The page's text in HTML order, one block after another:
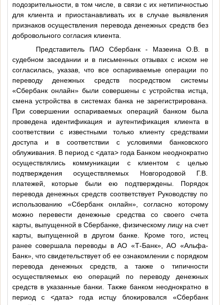
подозрительности, в том числе, в связи с их нетипичностью
для клиента и приостанавливать их в случае выявления
признаков осуществления перевода денежных средств без
добровольного согласия клиента.
Представитель ПАО Сбербанк - Мазеина О.В. в
судебном заседании и в письменных отзывах с иском не
согласилась, указав, что все оспариваемые операции по
переводу денежных средств посредством системы
«Сбербанк онлайн» были совершены с устройства истца,
смена устройства в системах банка не зарегистрирована.
При совершении оспариваемых операций банком была
проведена идентификация и аутентификация клиента в
соответствии с известными только клиенту средствами
доступа и в соответствии с условиями банковского
облуживания. В период с<дата> года Банком неоднократно
осуществлялись коммуникации с клиентом с целью
подтверждения осуществляемых Новгородовой Г.В.
платежей, которые были ею подтверждены. Порядок
перевода денежных средств соответствует Руководству по
использованию «Сбербанк онлайн», согласно которому
можно перевести денежные средства со своего счета
карты, выпущенной в Сбербанке, физическому лицу на счет
карты, выпущенной в другом банке. Кроме того, истец
ранее совершала переводы в АО «Т-Банк», АО «Альфа-
Банк», что свидетельствует об ее ознакомлении с порядком
перевода денежных средств, а также о типичности
осуществляемых ею операций по переводу денежных
средств в указанные банки. Также банком неоднократно в
период с <дата>года истцу блокировался «Сбербанк